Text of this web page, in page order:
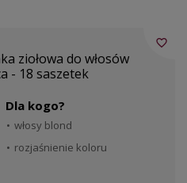
ziołowa do włosów
- 18 saszetek
Dla kogo?
włosy blond
rozjaśnienie koloru
favorite_border